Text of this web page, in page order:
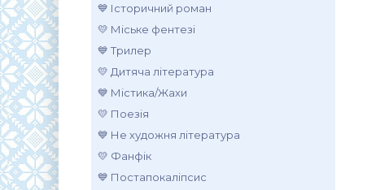
💙 Історичний роман
💛 Міське фентезі
💙 Трилер
💛 Дитяча література
💙 Містика/Жахи
💛 Поезія
💙 Не художня література
💛 Фанфік
💙 Постапокаліпсис